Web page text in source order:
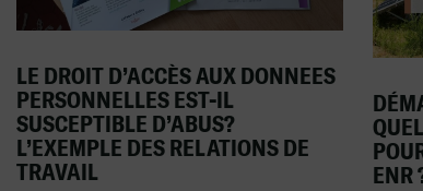
LE DROIT D’ACCÈS AUX DONNEES
PERSONNELLES EST-IL
SUSCEPTIBLE D’ABUS?
L’EXEMPLE DES RELATIONS DE
TRAVAIL
ENR